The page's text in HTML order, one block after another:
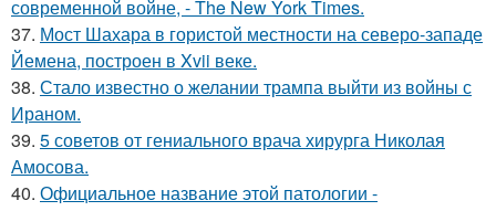
современной войне, - The New York Times.
37. Мост Шахара в гористой местности на северо-западе
Йемена, построен в Xvii веке.
38. Стало известно о желании трампа выйти из войны с
Ираном.
39. 5 советов от гениального врача хирурга Николая
Амосова.
40. Официальное название этой патологии -